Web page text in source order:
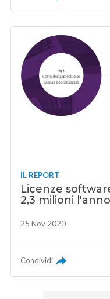
IL REPORT
Licenze
2,3 milioni l'anno
25 Nov 2020
Condividi